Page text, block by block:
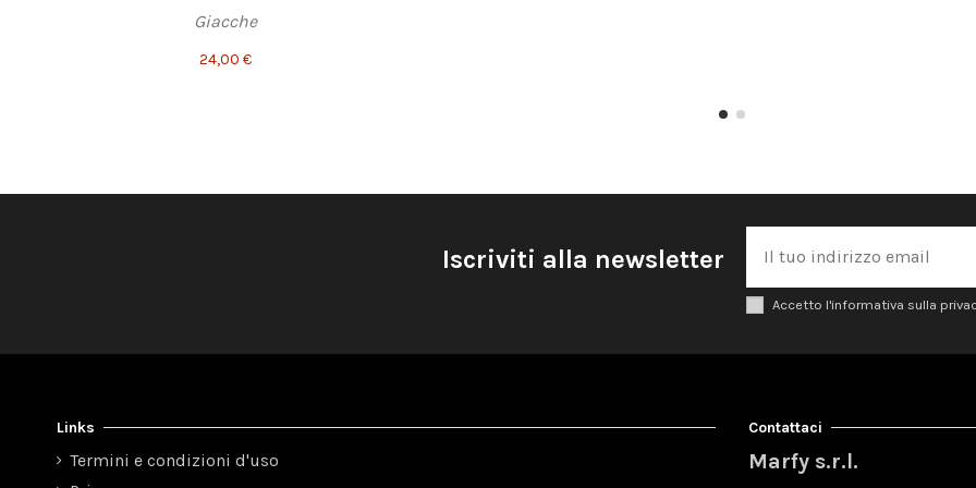
Giacche
24,00 €
Iscriviti alla newsletter
Accetto l'informativa sulla
Links
Termini e condizioni d'uso
Contattaci
Marfy s.r.l.